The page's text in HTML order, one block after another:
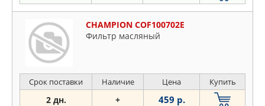
CHAMPION COF100702E
Фильтр масляный
Срок поставки Наличие Цена Купить
2 дн. + 459 р.